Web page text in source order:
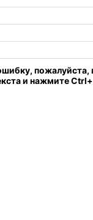
пожалуйста,
и нажмите